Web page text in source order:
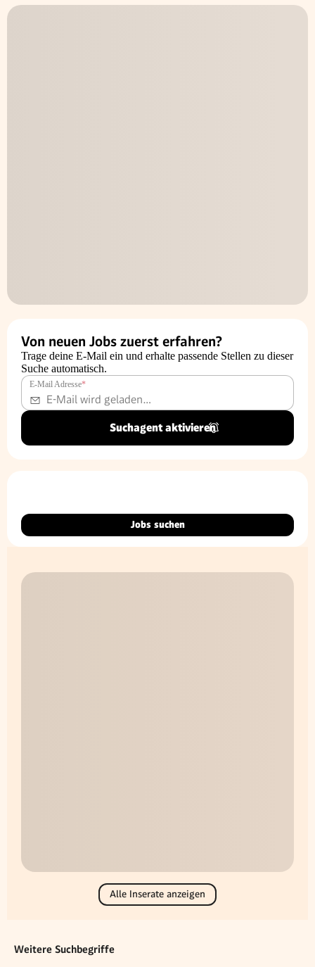
Von neuen Jobs zuerst erfahren?
Trage deine E-Mail ein und erhalte passende Stellen zu dieser
Suche automatisch.
E-Mail Adresse*
Suchagent aktivieren
Jobs suchen
Alle Inserate anzeigen
Weitere Suchbegriffe